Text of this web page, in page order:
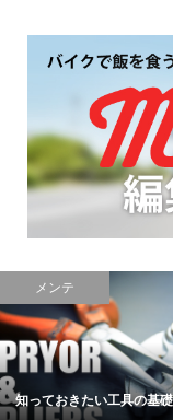
レポート
【スノーモト編】スキー